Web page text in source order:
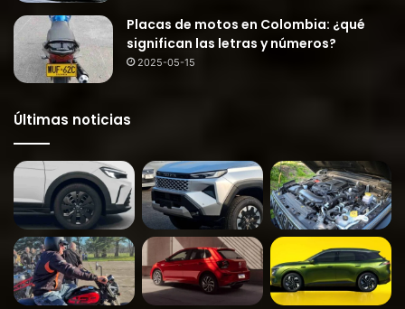
Placas de motos en Colombia: ¿qué
significan las letras y números?
2025-05-15
Últimas noticias